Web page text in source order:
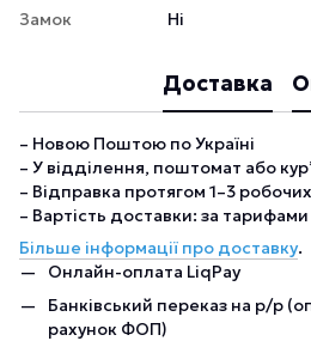
Замок
Ні
Доставка
– Новою Поштою по Україні
– У відділення, поштомат або
– Відправка протягом 1–3
– Вартість доставки: за
Більше інформації про доставку.
Онлайн-оплата LiqPay
Банківський переказ на р/р
рахунок ФОП)